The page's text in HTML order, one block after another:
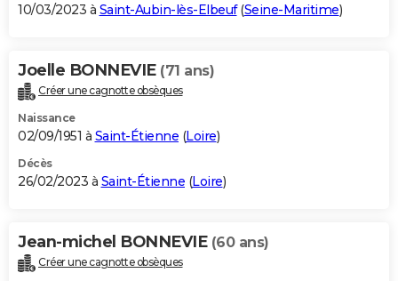
10/03/2023 à Saint-Aubin-lès-Elbeuf(Seine-Maritime)
Joelle BONNEVIE (71 ans)
Créer une cagnotte obsèques
Naissance
02/09/1951 à Saint-Étienne (Loire)
Décès
26/02/2023 à Saint-Étienne (Loire)
Jean-michel BONNEVIE (60 ans)
Créer une cagnotte obsèques